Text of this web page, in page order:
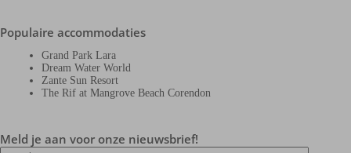
Populaire accommodaties
Grand Park Lara
Dream Water World
Zante Sun Resort
The Rif at Mangrove Beach Corendon
Meld je aan voor onze nieuwsbrief!